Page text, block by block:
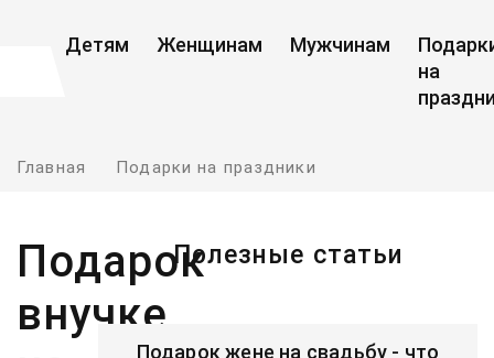
Детям Женщинам Мужчинам
на
Главная Подарки на праздники
Подарок
внучке
Полезные статьи
Подарок жене на свадьбу - что